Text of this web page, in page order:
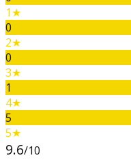
1★
0
2★
0
3★
1
4★
5
5★
9.6/10